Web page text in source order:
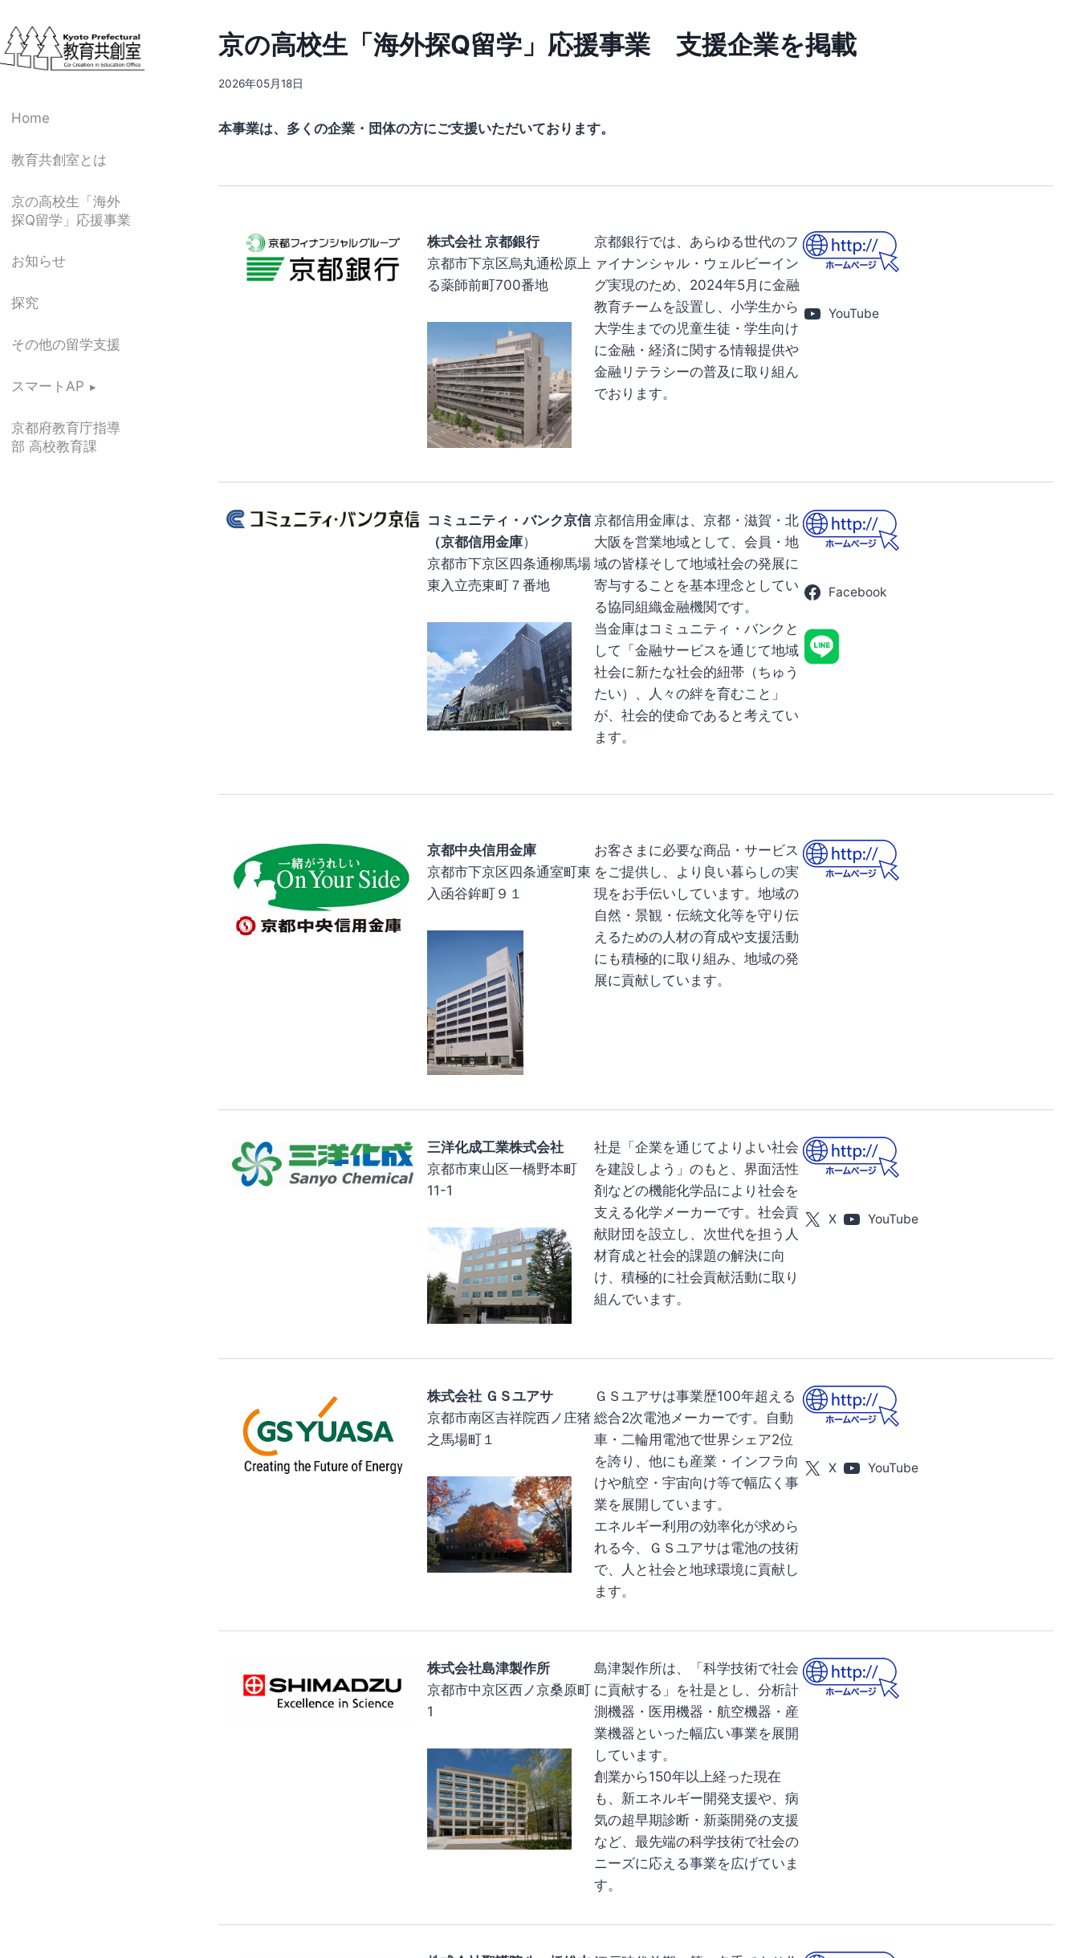
容
を
ッ
京の高校生「海外探Q留学」応援事業 支援企業を掲載
2026年05月18日
本事業は、多くの企業・団体の方にご支援いただいております。
株式会社 京都銀行
京都市下京区烏丸通松原上
る薬師前町700番地
京都銀行では、あらゆる世代のフ
ァイナンシャル・ウェルビーイン
グ実現のため、2024年5月に金融
教育チームを設置し、小学生から
大学生までの児童生徒・学生向け
に金融・経済に関する情報提供や
金融リテラシーの普及に取り組ん
でおります。
YouTube
コミュニティ・バンク京信
（京都信用金庫）
京都市下京区四条通柳馬場
東入立売東町７番地
京都信用金庫は、京都・滋賀・北
大阪を営業地域として、会員・地
域の皆様そして地域社会の発展に
寄与することを基本理念としてい
る協同組織金融機関です。
当金庫はコミュニティ・バンクと
して「金融サービスを通じて地域
社会に新たな社会的紐帯（ちゅう
たい）、人々の絆を育むこと」
が、社会的使命であると考えてい
ます。
Facebook
京都中央信用金庫
京都市下京区四条通室町東
入函谷鉾町９１
お客さまに必要な商品・サービス
をご提供し、より良い暮らしの実
現をお手伝いしています。地域の
自然・景観・伝統文化等を守り伝
えるための人材の育成や支援活動
にも積極的に取り組み、地域の発
展に貢献しています。
三洋化成工業株式会社
京都市東山区一橋野本町
11-1
社是「企業を通じてよりよい社会
を建設しよう」のもと、界面活性
剤などの機能化学品により社会を
支える化学メーカーです。社会貢
献財団を設立し、次世代を担う人
材育成と社会的課題の解決に向
け、積極的に社会貢献活動に取り
組んでいます。
X YouTube
株式会社 ＧＳユアサ
京都市南区吉祥院西ノ庄猪
之馬場町１
ＧＳユアサは事業歴100年超える
総合2次電池メーカーです。自動
車・二輪用電池で世界シェア2位
を誇り、他にも産業・インフラ向
けや航空・宇宙向け等で幅広く事
業を展開しています。
エネルギー利用の効率化が求めら
れる今、ＧＳユアサは電池の技術
で、人と社会と地球環境に貢献し
ます。
X YouTube
株式会社島津製作所
京都市中京区西ノ京桑原町
1
島津製作所は、「科学技術で社会
に貢献する」を社是とし、分析計
測機器・医用機器・航空機器・産
業機器といった幅広い事業を展開
しています。
創業から150年以上経った現在
も、新エネルギー開発支援や、病
気の超早期診断・新薬開発の支援
など、最先端の科学技術で社会の
ニーズに応える事業を広げていま
す。
Home
教育共創室とは
京の高校生「海外
探Q留学」応援事業
お知らせ
探究
その他の留学支援
スマートAP
京都府教育庁指導
部 高校教育課